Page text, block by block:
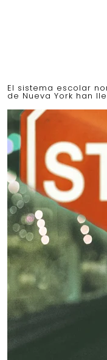
El sistema escolar
de Nueva York han